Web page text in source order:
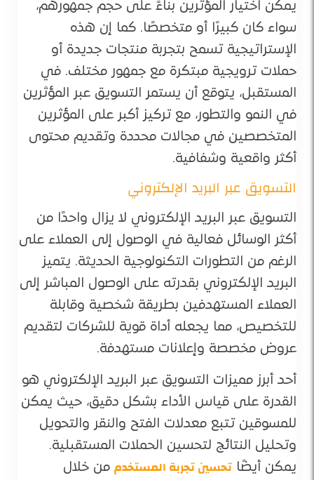
يمكن اختيار المؤثرين بناءً على حجم جمهورهم،
سواء كان كبيرًا أو متخصصًا. كما إن هذه
الإستراتيجية تسمح بتجربة منتجات جديدة أو
حملات ترويجية مبتكرة مع جمهور مختلف. في
المستقبل، يتوقع أن يستمر التسويق عبر المؤثرين
في النمو والتطور، مع تركيز أكبر على المؤثرين
المتخصصين في مجالات محددة وتقديم محتوى
أكثر واقعية وشفافية.
التسويق عبر البريد الإلكتروني
التسويق عبر البريد الإلكتروني لا يزال واحدًا من
أكثر الوسائل فعالية في الوصول إلى العملاء على
الرغم من التطورات التكنولوجية الحديثة. يتميز
البريد الإلكتروني بقدرته على الوصول المباشر إلى
العملاء المستهدفين بطريقة شخصية وقابلة
للتخصيص، مما يجعله أداة قوية للشركات لتقديم
عروض مخصصة وإعلانات مستهدفة.
أحد أبرز مميزات التسويق عبر البريد الإلكتروني هو
القدرة على قياس الأداء بشكل دقيق، حيث يمكن
للمسوقين تتبع معدلات الفتح والنقر والتحويل
وتحليل النتائج لتحسين الحملات المستقبلية.
يمكن أيضًا تحسين تجربة المستخدم من خلال